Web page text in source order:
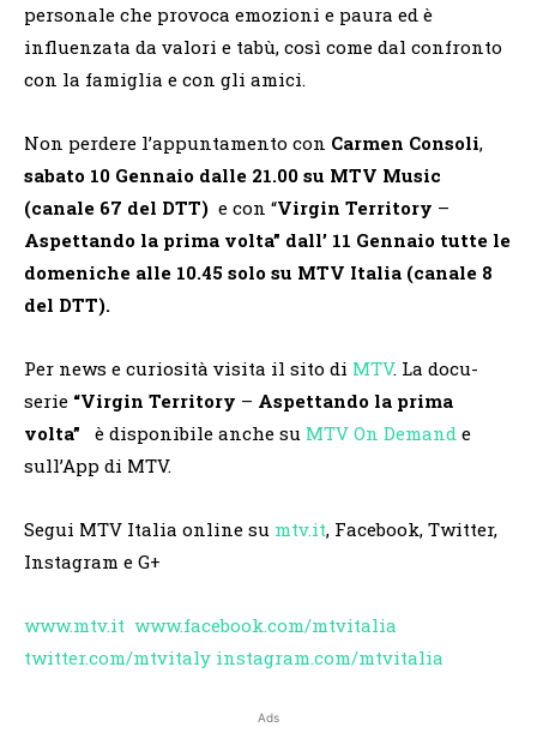
personale che provoca emozioni e paura ed è
influenzata da valori e tabù, così come dal confronto
con la famiglia e con gli amici.
Non perdere l’appuntamento con Carmen Consoli,
sabato 10 Gennaio dalle 21.00 su MTV Music
(canale 67 del DTT) e con “Virgin Territory –
Aspettando la prima volta” dall’ 11 Gennaio tutte le
domeniche alle 10.45 solo su MTV Italia (canale 8
del DTT).
Per news e curiosità visita il sito di MTV. La docu-
serie “Virgin Territory – Aspettando la prima
volta” è disponibile anche su MTV On Demand e
sull’App di MTV.
Segui MTV Italia online su mtv.it, Facebook, Twitter,
Instagram e G+
www.mtv.it www.facebook.com/mtvitalia
twitter.com/mtvitaly instagram.com/mtvitalia
Ads